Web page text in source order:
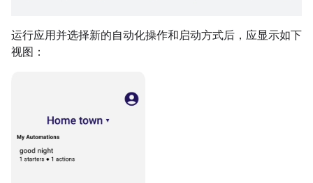
运行应用并选择新的自动化操作和启动方式后，应显示如下
视图：